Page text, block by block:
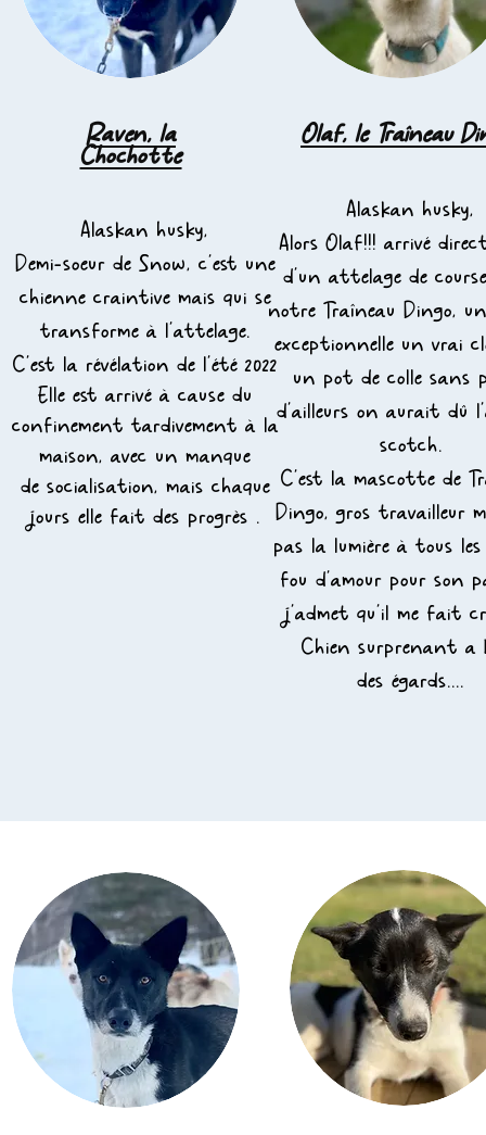
Raven, la
Chochotte
Alaskan husky,
Demi-soeur de Snow, c'est une
chienne craintive mais qui se
transforme à l'attelage.
C'est la révélation de l'été 2022
Elle est arrivé à cause du
confinement tardivement à la
maison, avec un manque
de socialisation, mais chaque
jours elle fait des progrès .
Olaf, le Traîneau
Alaskan husky,
Alors Olaf!!! arrivé
d'un attelage de
notre Traîneau Dingo,
exceptionnelle un vrai
un pot de colle sans
d'ailleurs on aurait dû
scotch.
C'est la mascotte de
Dingo, gros travailleur
pas la lumière à tous
fou d'amour pour son
j'admet qu'il me fait
Chien surprenant a
deségards....